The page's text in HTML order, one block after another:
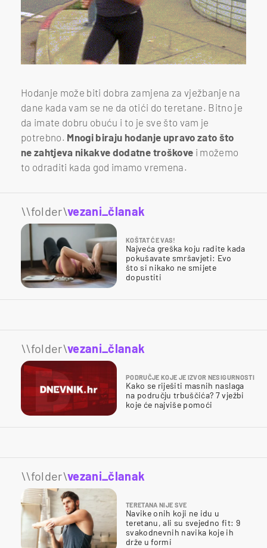
Hodanje može biti dobra zamjena za vježbanje na
dane kada vam se ne da otići do teretane. Bitno je
da imate dobru obuću i to je sve što vam je
potrebno. Mnogi biraju hodanje upravo zato što
ne zahtjeva nikakve dodatne troškove i možemo
to odraditi kada god imamo vremena.
\\folder\vezani_članak
KOŠTAT ĆE VAS!
Najveća greška koju radite kada
pokušavate smršavjeti: Evo
što si nikako ne smijete
dopustiti
\\folder\vezani_članak
PODRUČJE KOJE JE IZVOR NESIGURNOSTI
Kako se riješiti masnih naslaga
na području trbuščića? 7 vježbi
koje će najviše pomoći
\\folder\vezani_članak
TERETANA NIJE SVE
Navike onih koji ne idu u
teretanu, ali su svejedno fit: 9
svakodnevnih navika koje ih
drže u formi